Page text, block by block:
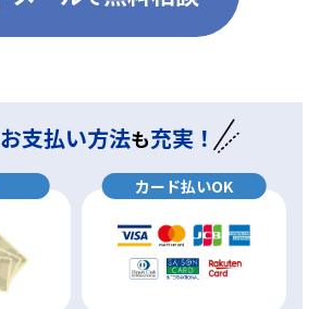
お支払い方法も充実！
カード払いOK